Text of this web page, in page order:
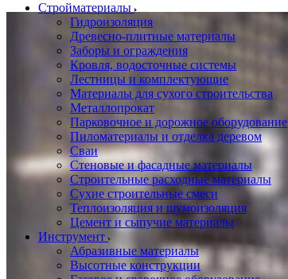
Стройматериалы
Гидроизоляция
Древесно-плитные материалы
Заборы и ограждения
Кровля, водосточные системы
Лестницы и комплектующие
Материалы для сухого строительства
Металлопрокат
Парковочное и дорожное оборудование
Пиломатериалы и отделка деревом
Сваи
Стеновые и фасадные материалы
Строительные расходные материалы
Сухие строительные смеси
Теплоизоляция и шумоизоляция
Цемент и сыпучие материалы
Инструмент
Абразивные материалы
Высотные конструкции